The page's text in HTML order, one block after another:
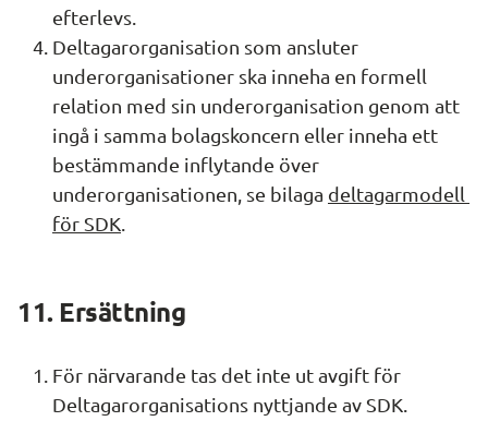
efterlevs.
Deltagarorganisation som ansluter
underorganisationer ska inneha en formell
relation med sin underorganisation genom att
ingå i samma bolagskoncern eller inneha ett
bestämmande inflytande över
underorganisationen, se bilaga deltagarmodell
för SDK
11. Ersättning
För närvarande tas det inte ut avgift för
Deltagarorganisations nyttjande av SDK.